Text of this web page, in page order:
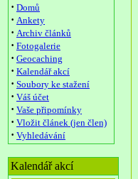
· Domů
· Ankety
· Archiv článků
· Fotogalerie
· Geocaching
· Kalendář akcí
· Soubory ke stažení
· Váš účet
· Vaše připomínky
· Vložit článek (jen člen)
· Vyhledávání
Kalendář akcí